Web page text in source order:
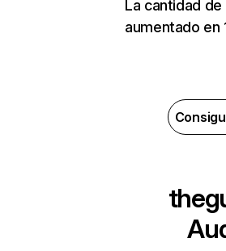
La cantidad
aumentado en